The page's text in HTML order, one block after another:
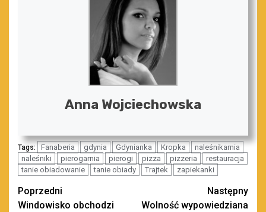
Anna Wojciechowska
Tags: Fanaberia gdynia Gdynianka Kropka
naleśnikarnia
naleśniki
pierogarnia pierogi pizza pizzeria
restauracja
tanie obiadowanie
tanie obiady Trajtek zapiekanki
Zobacz
Poprzedni
Windowisko obchodzi
Następny
Wolność wypowiedziana